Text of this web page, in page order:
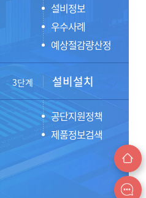
설비정보
우수사례
예상절감량산정
3단계 설비설치
공단지원정책
제품정보검색